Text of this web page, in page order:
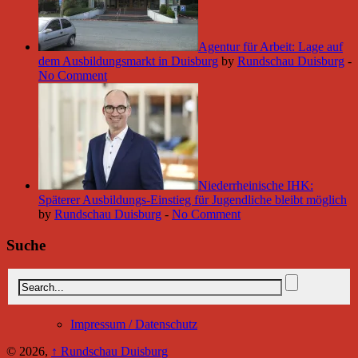
Agentur für Arbeit: Lage auf
dem Ausbildungsmarkt in Duisburg by Rundschau Duisburg -
No Comment
Niederrheinische IHK:
Späterer Ausbildungs-Einstieg für Jugendliche bleibt möglich
by Rundschau Duisburg - No Comment
Suche
Impressum / Datenschutz
© 2026, ↑ Rundschau Duisburg